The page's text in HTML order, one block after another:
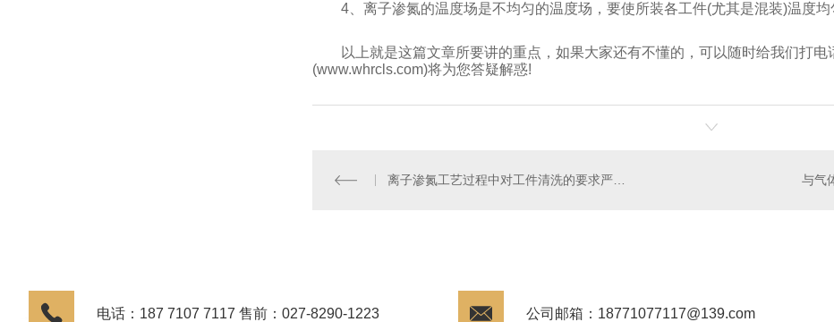
4、离子渗氮的温度场是不均匀的温度场，要使所装各工件(尤其是混装)温度均
以上就是这篇文章所要讲的重点，如果大家还有不懂的，可以随时给我们打电
(www.whrcls.com)将为您答疑解惑!
与气
电话：187 7107 7117 售前：027-8290-1223 公司邮箱：18771077117@139.com